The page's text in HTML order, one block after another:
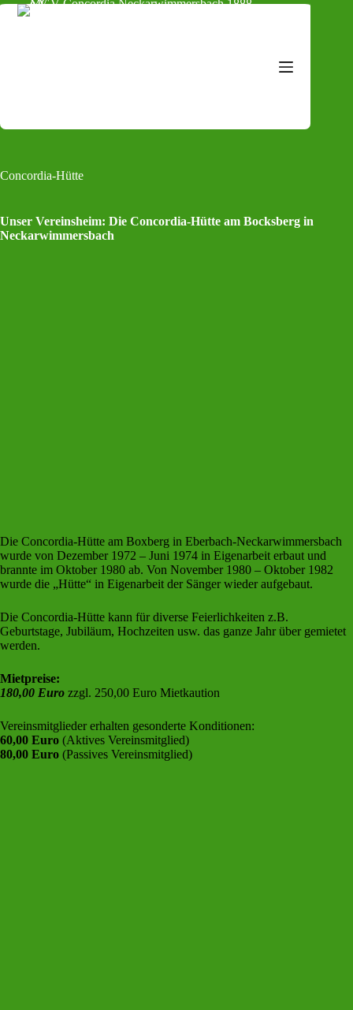
Zum
Inhalt
Concordia-Hütte
Unser Vereinsheim: Die Concordia-Hütte am Bocksberg in
Neckarwimmersbach
Die Concordia-Hütte am Boxberg in Eberbach-Neckarwimmersbach
wurde von Dezember 1972 – Juni 1974 in Eigenarbeit erbaut und
brannte im Oktober 1980 ab. Von November 1980 – Oktober 1982
wurde die „Hütte“ in Eigenarbeit der Sänger wieder aufgebaut.
Die Concordia-Hütte kann für diverse Feierlichkeiten z.B.
Geburtstage, Jubiläum, Hochzeiten usw. das ganze Jahr über gemietet
werden.
Mietpreise:
180,00 Euro zzgl. 250,00 Euro Mietkaution
Vereinsmitglieder erhalten gesonderte Konditionen:
60,00 Euro (Aktives Vereinsmitglied)
80,00 Euro (Passives Vereinsmitglied)